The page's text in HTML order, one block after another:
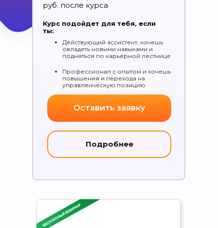
руб. после курса
Курс подойдет для тебя, если
ты:
Действующий ассистент, хочешь
овладеть новыми навыками и
подняться по карьерной лестнице
Профессионал с опытом и хочешь
повышения и перехода на
управленческую позицию
Оставить заявку
Подробнее